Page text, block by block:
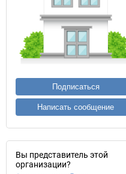
Подписаться
Написать сообщение
Вы представитель этой
организации?